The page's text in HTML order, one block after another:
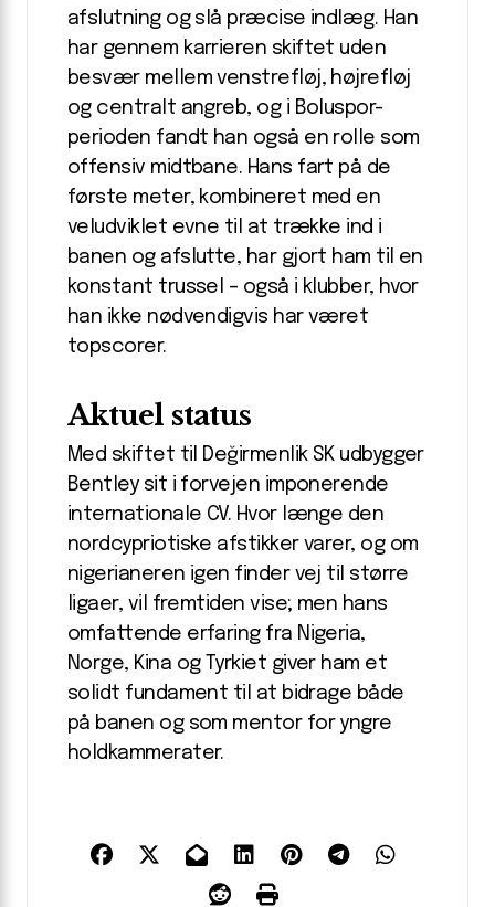
afslutning og slå præcise indlæg. Han
har gennem karrieren skiftet uden
besvær mellem venstrefløj, højrefløj
og centralt angreb, og i Boluspor-
perioden fandt han også en rolle som
offensiv midtbane. Hans fart på de
første meter, kombineret med en
veludviklet evne til at trække ind i
banen og afslutte, har gjort ham til en
konstant trussel – også i klubber, hvor
han ikke nødvendigvis har været
topscorer.
Aktuel status
Med skiftet til Değirmenlik SK udbygger
Bentley sit i forvejen imponerende
internationale CV. Hvor længe den
nordcypriotiske afstikker varer, og om
nigerianeren igen finder vej til større
ligaer, vil fremtiden vise; men hans
omfattende erfaring fra Nigeria,
Norge, Kina og Tyrkiet giver ham et
solidt fundament til at bidrage både
på banen og som mentor for yngre
holdkammerater.